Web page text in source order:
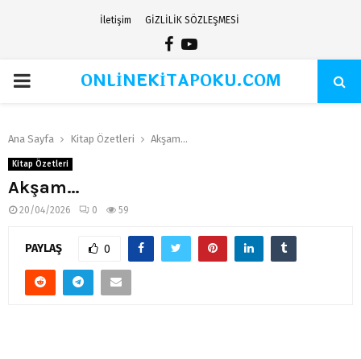
İletişim GİZLİLİK SÖZLEŞMESİ
Facebook
Youtube
PRIMARYONLİNEKİTAPOKU.COM
Ana Sayfa Kitap Özetleri Akşam…
Kitap Özetleri
Akşam…
20/04/2026 0 59
PAYLAŞ 0